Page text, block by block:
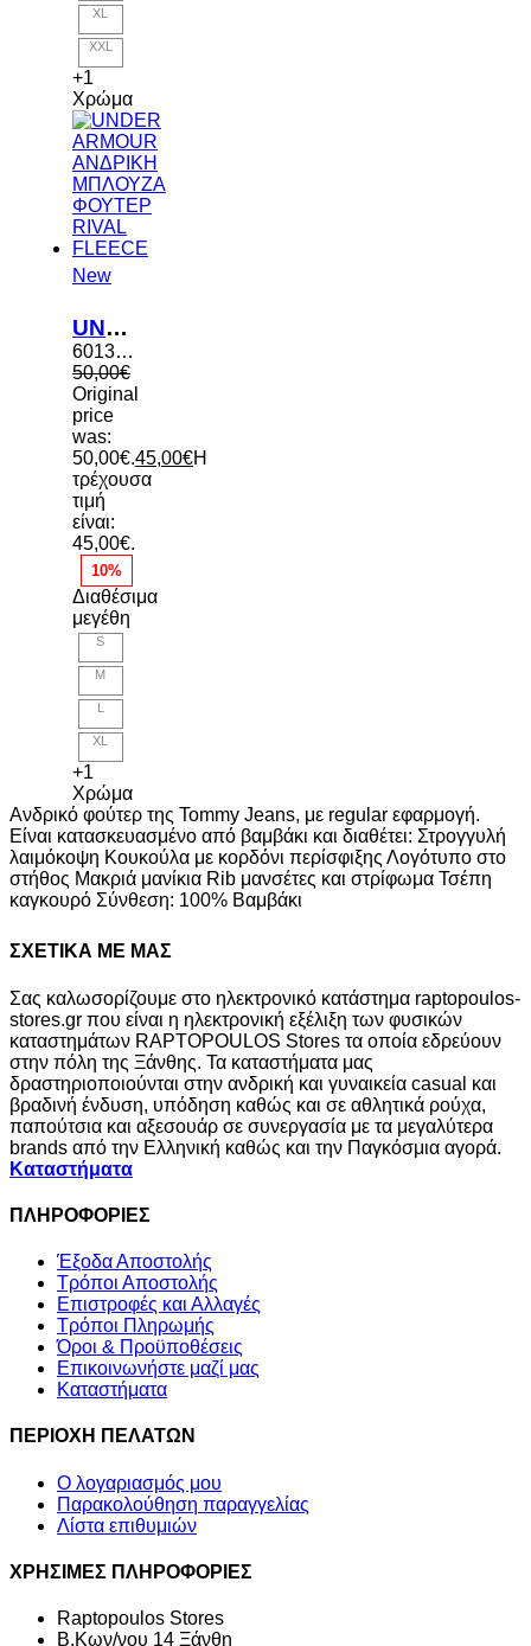
XL
XXL
+1
Χρώμα
New
UNDER ARMOUR ΑΝΔΡΙΚΗ ΜΠΛΟΥΖΑ ΦΟΥΤΕΡ RIVAL FLEECE
6013448 025
50,00€
Original
price
was:
50,00€.45,00€Η
τρέχουσα
τιμή
είναι:
45,00€.
10%
Διαθέσιμα
μεγέθη
S
M
L
XL
+1
Χρώμα
Ανδρικό φούτερ της Tommy Jeans, με regular εφαρμογή.
Είναι κατασκευασμένο από βαμβάκι και διαθέτει: Στρογγυλή
λαιμόκοψη Κουκούλα με κορδόνι περίσφιξης Λογότυπο στο
στήθος Μακριά μανίκια Rib μανσέτες και στρίφωμα Τσέπη
καγκουρό Σύνθεση: 100% Βαμβάκι
ΣΧΕΤΙΚΑ ΜΕ ΜΑΣ
Σας καλωσορίζουμε στο ηλεκτρονικό κατάστημα raptopoulos-
stores.gr που είναι η ηλεκτρονική εξέλιξη των φυσικών
καταστημάτων RAPTOPOULOS Stores τα οποία εδρεύουν
στην πόλη της Ξάνθης. Τα καταστήματα μας
δραστηριοποιούνται στην ανδρική και γυναικεία casual και
βραδινή ένδυση, υπόδηση καθώς και σε αθλητικά ρούχα,
παπούτσια και αξεσουάρ σε συνεργασία με τα μεγαλύτερα
brands από την Ελληνική καθώς και την Παγκόσμια αγορά.
Καταστήματα
ΠΛΗΡΟΦΟΡΙΕΣ
Έξοδα Αποστολής
Τρόποι Αποστολής
Επιστροφές και Αλλαγές
Τρόποι Πληρωμής
Όροι & Προϋποθέσεις
Επικοινωνήστε μαζί μας
Καταστήματα
ΠΕΡΙΟΧΗ ΠΕΛΑΤΩΝ
Ο λογαριασμός μου
Παρακολούθηση παραγγελίας
Λίστα επιθυμιών
ΧΡΗΣΙΜΕΣ ΠΛΗΡΟΦΟΡΙΕΣ
Raptopoulos Stores
Β.Κων/νου 14 Ξάνθη